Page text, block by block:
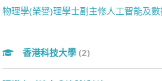
物理學(榮譽)理學士副主修人工智能及
香港科技大學 (2)